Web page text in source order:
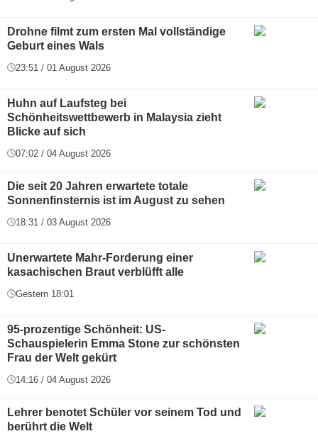
Drohne filmt zum ersten Mal vollständige
Geburt eines Wals
23:51 / 01 August 2026
Huhn auf Laufsteg bei
Schönheitswettbewerb in Malaysia zieht
Blicke auf sich
07:02 / 04 August 2026
Die seit 20 Jahren erwartete totale
Sonnenfinsternis ist im August zu sehen
18:31 / 03 August 2026
Unerwartete Mahr-Forderung einer
kasachischen Braut verblüfft alle
Gestern 18:01
95-prozentige Schönheit: US-
Schauspielerin Emma Stone zur schönsten
Frau der Welt gekürt
14:16 / 04 August 2026
Lehrer benotet Schüler vor seinem Tod und
berührt die Welt